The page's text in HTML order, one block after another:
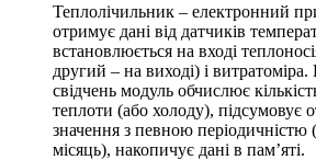
Теплолічильник – електронний
отримує дані від датчиків
встановлюється на вході
другий – на виході) і витратоміра.
свідчень модуль обчислює
теплоти (або холоду), підсумовує
значення з певною періодичністю
місяць), накопичує дані в пам’яті.